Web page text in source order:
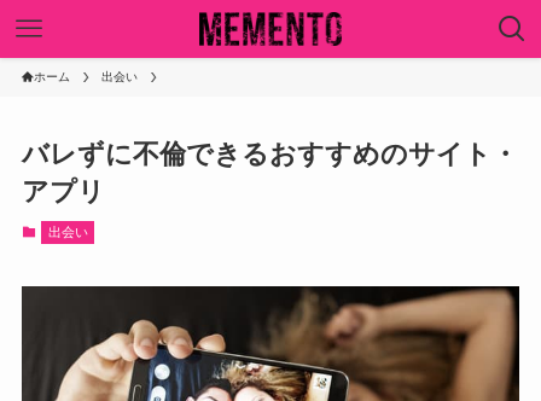
ホーム 出会い
バレずに不倫できるおすすめのサイト・
アプリ
出会い